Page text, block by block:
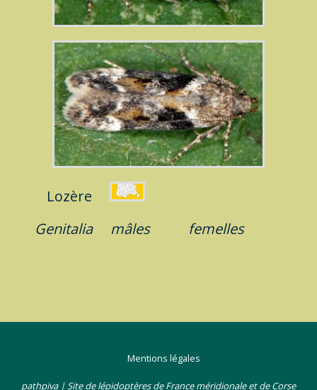
Lozère
Genitalia mâles femelles
Mentions légales
pathpiva | Site de lépidoptères de France méridionale et de Corse